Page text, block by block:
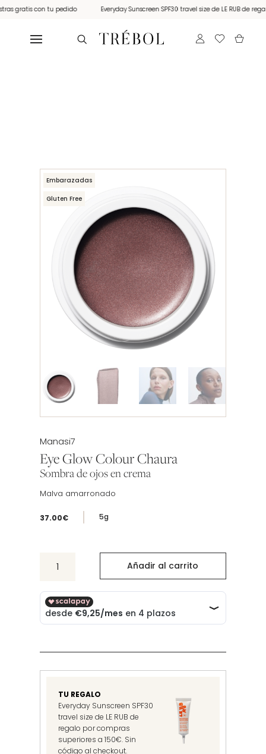
gratis con tu pedido Everyday Sunscreen SPF30 travel size de LE RUB de
Embarazadas
Gluten Free
Manasi7
Eye Glow Colour Chaura
Sombra de ojos en crema
Malva amarronado
37.00€ 5g
Glow
Chaura
cantidad
Añadir al carrito
TU REGALO
Everyday Sunscreen SPF30
travel size de LE RUB de
regalo por compras
superiores a 150€. Sin
código al checkout.